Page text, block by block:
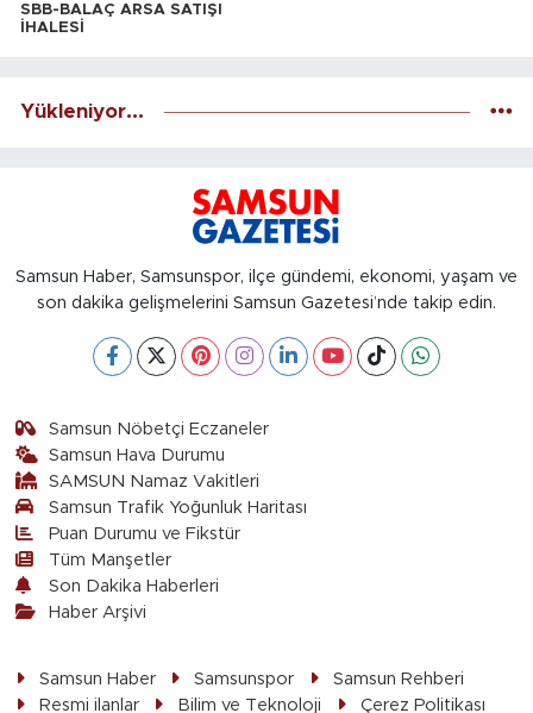
SBB-BALAÇ ARSA SATIŞI
İHALESİ
Yükleniyor...
Samsun Haber, Samsunspor, ilçe gündemi, ekonomi, yaşam ve
son dakika gelişmelerini Samsun Gazetesi’nde takip edin.
Samsun Nöbetçi Eczaneler
Samsun Hava Durumu
SAMSUN Namaz Vakitleri
Samsun Trafik Yoğunluk Haritası
Puan Durumu ve Fikstür
Tüm Manşetler
Son Dakika Haberleri
Haber Arşivi
Samsun Haber Samsunspor
Samsun Rehberi
Resmi ilanlar
Bilim ve Teknoloji
Çerez Politikası